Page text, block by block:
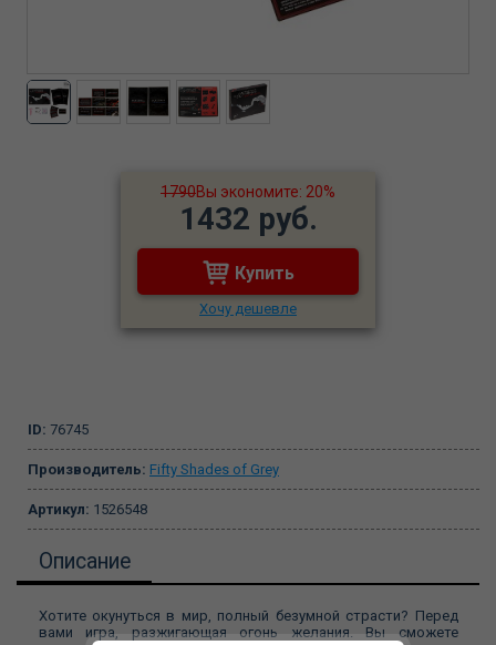
1790Вы экономите: 20%
1432 руб.
Купить
Хочу дешевле
ID: 76745
Производитель: Fifty Shades of Grey
Артикул: 1526548
Описание
Хотите окунуться в мир, полный безумной страсти? Перед
вами игра, разжигающая огонь желания. Вы сможете